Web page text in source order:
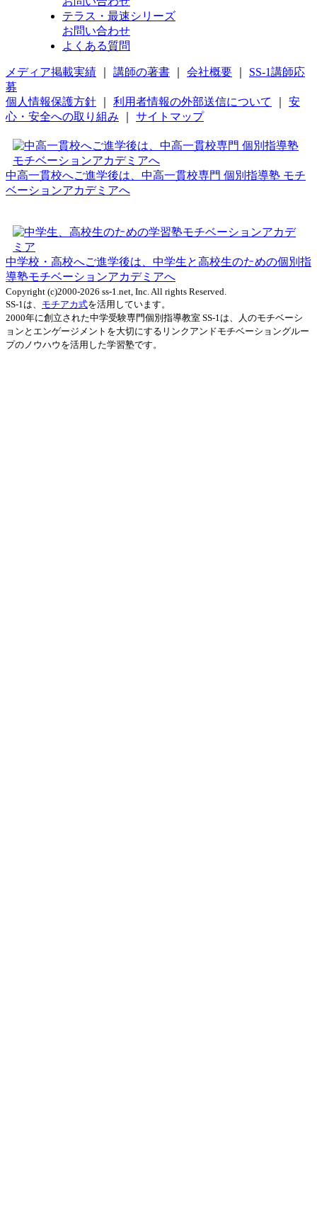
テラス・最速シリーズ
お問い合わせ
よくある質問
メディア掲載実績 講師の著書 会社概要
SS-1講師応
募
個人情報保護方針
利用者情報の外部送信について
安
心・安全への取り組み
サイトマップ
中高一貫校へご進学後は、中高一貫校専門 個別指導塾 モチ
ベーションアカデミアへ
中学校・高校へご進学後は、中学生と高校生のための個別指
導塾モチベーションアカデミアへ
Copyright (c)2000-2026 ss-1.net, Inc. All rights Reserved.
SS-1は、 モチアカ式を活用しています。
2000年に創立された中学受験専門個別指導教室 SS-1は、人のモチベーシ
ョンとエンゲージメントを大切にするリンクアンドモチベーショングルー
プのノウハウを活用した学習塾です。